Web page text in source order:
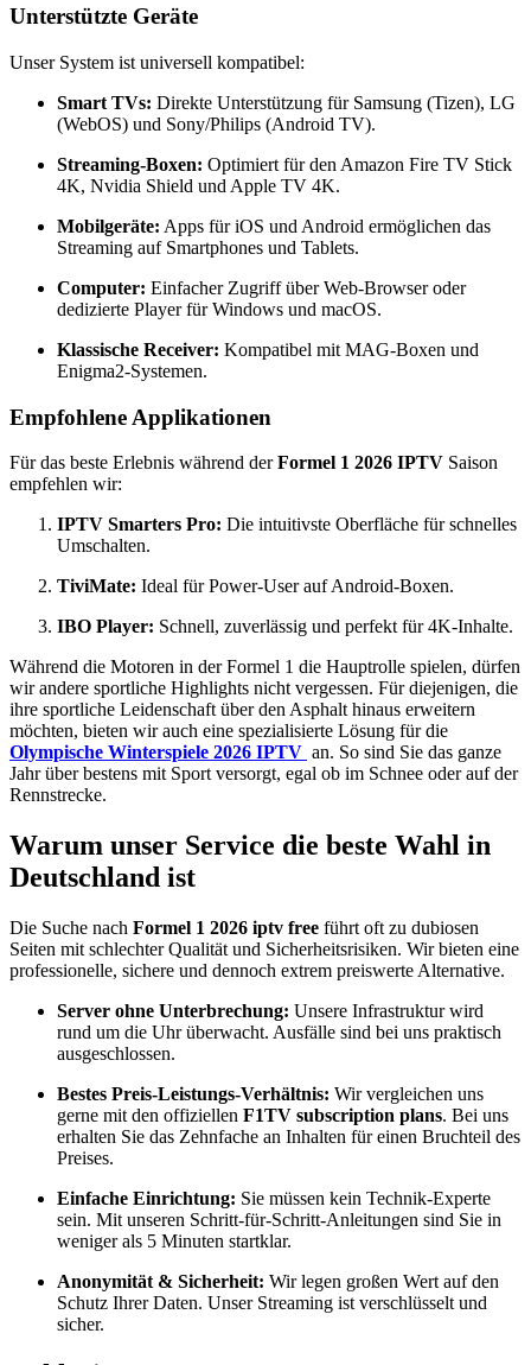
Unterstützte Geräte
Unser System ist universell kompatibel:
Smart TVs: Direkte Unterstützung für Samsung (Tizen), LG
(WebOS) und Sony/Philips (Android TV).
Streaming-Boxen: Optimiert für den Amazon Fire TV Stick
4K, Nvidia Shield und Apple TV 4K.
Mobilgeräte: Apps für iOS und Android ermöglichen das
Streaming auf Smartphones und Tablets.
Computer: Einfacher Zugriff über Web-Browser oder
dedizierte Player für Windows und macOS.
Klassische Receiver: Kompatibel mit MAG-Boxen und
Enigma2-Systemen.
Empfohlene Applikationen
Für das beste Erlebnis während derFormel 1 2026 IPTV Saison
empfehlen wir:
IPTV Smarters Pro: Die intuitivste Oberfläche für schnelles
Umschalten.
TiviMate: Ideal für Power-User auf Android-Boxen.
IBO Player: Schnell, zuverlässig und perfekt für 4K-Inhalte.
Während die Motoren in der Formel 1 die Hauptrolle spielen, dürfen
wir andere sportliche Highlights nicht vergessen. Für diejenigen, die
ihre sportliche Leidenschaft über den Asphalt hinaus erweitern
möchten, bieten wir auch eine spezialisierte Lösung für die
Olympische Winterspiele 2026 IPTV an. So sind Sie das ganze
Jahr über bestens mit Sport versorgt, egal ob im Schnee oder auf der
Rennstrecke.
Warum unser Service die beste Wahl in
Deutschland ist
Die Suche nach Formel 1 2026 iptv free führt oft zu dubiosen
Seiten mit schlechter Qualität und Sicherheitsrisiken. Wir bieten eine
professionelle, sichere und dennoch extrem preiswerte Alternative.
Server ohne Unterbrechung: Unsere Infrastruktur wird
rund um die Uhr überwacht. Ausfälle sind bei uns praktisch
ausgeschlossen.
Bestes Preis-Leistungs-Verhältnis: Wir vergleichen uns
gerne mit den offiziellen F1TV subscription plans. Bei uns
erhalten Sie das Zehnfache an Inhalten für einen Bruchteil des
Preises.
Einfache Einrichtung: Sie müssen kein Technik-Experte
sein. Mit unseren Schritt-für-Schritt-Anleitungen sind Sie in
weniger als 5 Minuten startklar.
Anonymität & Sicherheit: Wir legen großen Wert auf den
Schutz Ihrer Daten. Unser Streaming ist verschlüsselt und
sicher.